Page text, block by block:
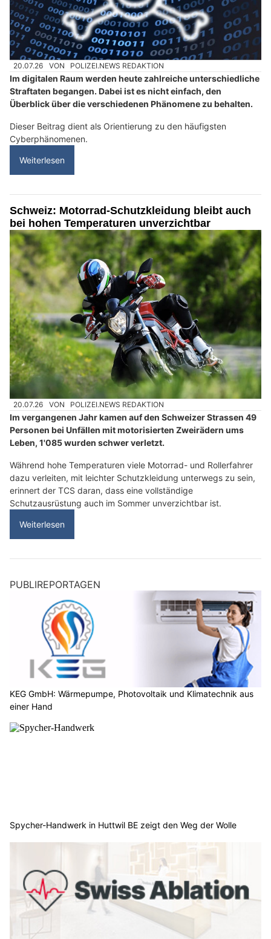
20.07.26 VON POLIZEI.NEWS REDAKTION
Im digitalen Raum werden heute zahlreiche unterschiedliche
Straftaten begangen. Dabei ist es nicht einfach, den
Überblick über die verschiedenen Phänomene zu behalten.
Dieser Beitrag dient als Orientierung zu den häufigsten
Cyberphänomenen.
Weiterlesen
Schweiz: Motorrad-Schutzkleidung bleibt auch
bei hohen Temperaturen unverzichtbar
20.07.26 VON POLIZEI.NEWS REDAKTION
Im vergangenen Jahr kamen auf den Schweizer Strassen 49
Personen bei Unfällen mit motorisierten Zweirädern ums
Leben, 1'085 wurden schwer verletzt.
Während hohe Temperaturen viele Motorrad- und Rollerfahrer
dazu verleiten, mit leichter Schutzkleidung unterwegs zu sein,
erinnert der TCS daran, dass eine vollständige
Schutzausrüstung auch im Sommer unverzichtbar ist.
Weiterlesen
PUBLIREPORTAGEN
KEG GmbH: Wärmepumpe, Photovoltaik und Klimatechnik aus
einer Hand
Spycher-Handwerk in Huttwil BE zeigt den Weg der Wolle